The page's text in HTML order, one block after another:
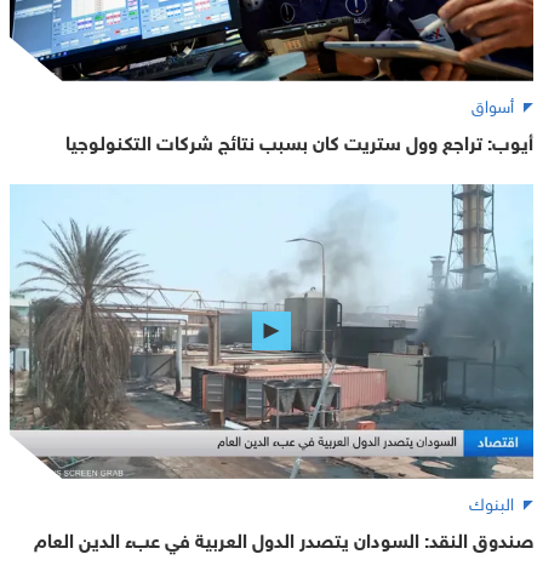
أسواق
أيوب: تراجع وول ستريت كان بسبب نتائج شركات التكنولوجيا
البنوك
صندوق النقد: السودان يتصدر الدول العربية في عبء الدين العام